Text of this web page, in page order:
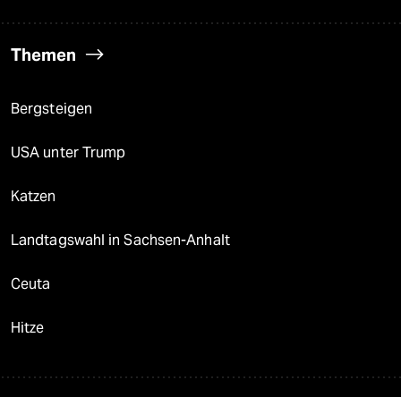
Themen
Bergsteigen
USA unter Trump
Katzen
Landtagswahl in Sachsen-Anhalt
Ceuta
Hitze